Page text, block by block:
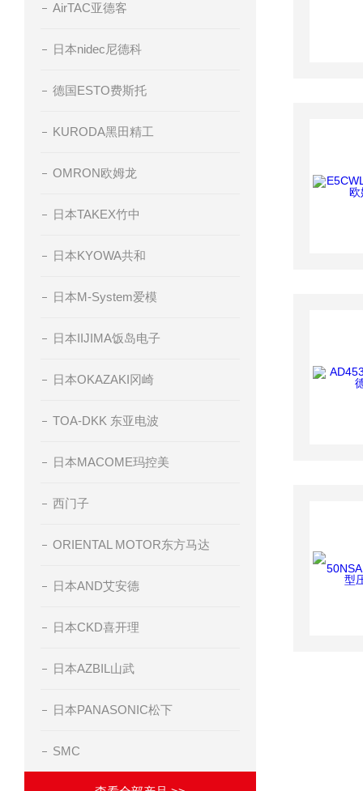
AirTAC亚德客
日本nidec尼德科
德国ESTO费斯托
KURODA黑田精工
OMRON欧姆龙
日本TAKEX竹中
日本KYOWA共和
日本M-System爱模
日本IIJIMA饭岛电子
日本OKAZAKI冈崎
TOA-DKK 东亚电波
日本MACOME玛控美
西门子
ORIENTAL MOTOR东方马达
日本AND艾安德
日本CKD喜开理
日本AZBIL山武
日本PANASONIC松下
SMC